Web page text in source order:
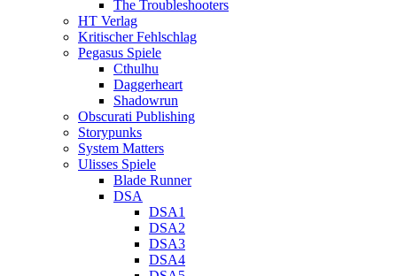
The Troubleshooters
HT Verlag
Kritischer Fehlschlag
Pegasus Spiele
Cthulhu
Daggerheart
Shadowrun
Obscurati Publishing
Storypunks
System Matters
Ulisses Spiele
Blade Runner
DSA
DSA1
DSA2
DSA3
DSA4